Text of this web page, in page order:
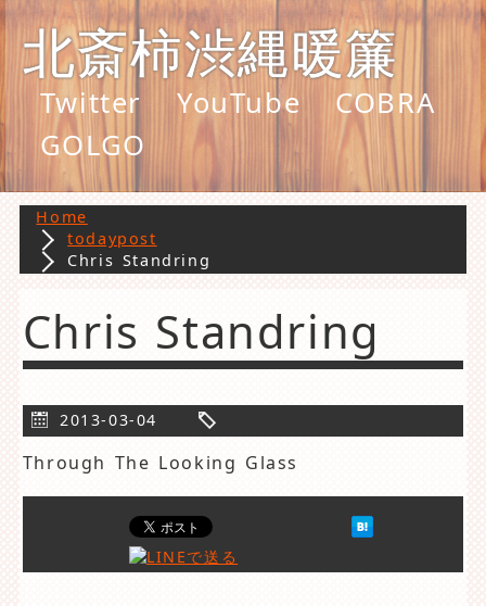
北斎柿渋縄暖簾
Twitter YouTube
COBRA
GOLGO
Home
todaypost
Chris Standring
Chris Standring
2013-03-04
Through The Looking Glass